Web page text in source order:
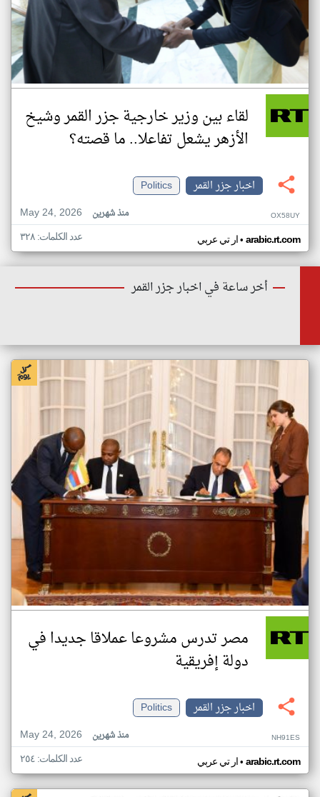
لقاء بين وزير خارجية جزر القمر وشيخ
الأزهر يشعل تفاعلا.. ما قصته؟
اخبار جزر القمر
Politics
May 24, 2026
منذ شهرين OX58UY
ار تي عربي• arabic.rt.com عدد الكلمات: ٣٢٨
أخر ساعة في اخبار جزر القمر
مصر تدرس مشروعا عملاقا جديدا في
دولة إفريقية
اخبار جزر القمر
Politics
May 24, 2026
منذ شهرين NH91ES
ار تي عربي• arabic.rt.com عدد الكلمات: ٢٥٤